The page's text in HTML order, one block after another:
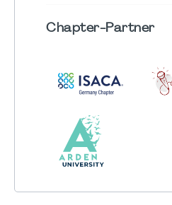
Chapter-Partner